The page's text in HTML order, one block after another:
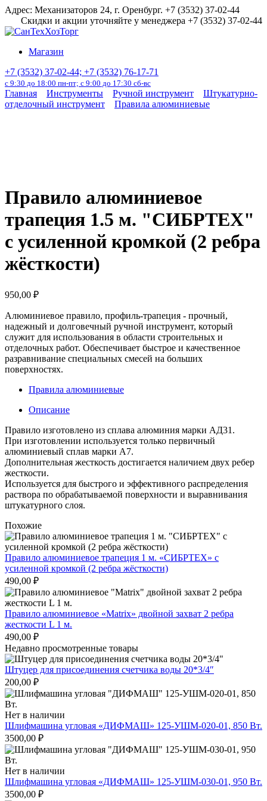
Перейти
содержанию
Адрес: Механизаторов 24, г. Оренбург. +7 (3532) 37-02-44
Скидки и акции уточняйте у менеджера +7 (3532) 37-02-44
Магазин
+7 (3532) 37-02-44; +7 (3532) 76-17-71
с 9:30 до 18:00 пн-пт; с 9:00 до 17:30 сб-вс
Главная Инструменты Ручной инструмент
Штукатурно-
отделочный инструмент
Правила алюминиевые
Правило алюминиевое
трапеция 1.5 м. "СИБРТЕХ"
с усиленной кромкой (2 ребра
жёсткости)
950,00 ₽
Алюминиевое правило, профиль-трапеция - прочный,
надежный и долговечный ручной инструмент, который
служит для использования в области строительных и
отделочных работ. Обеспечивает быстрое и качественное
разравнивание специальных смесей на больших
поверхностях.
Правила алюминиевые
Описание
Правило изготовлено из сплава алюминия марки АД31.
При изготовлении используется только первичный
алюминиевый сплав марки А7.
Дополнительная жесткость достигается наличием двух ребер
жесткости.
Используется для быстрого и эффективного распределения
раствора по обрабатываемой поверхности и выравнивания
штукатурного слоя.
Похожие
Правило алюминиевое трапеция 1 м. «СИБРТЕХ» с
усиленной кромкой (2 ребра жёсткости)
490,00 ₽
Правило алюминиевое «Matrix» двойной захват 2 ребра
жесткости L 1 м.
490,00 ₽
Недавно просмотренные товары
Штуцер для присоединения счетчика воды 20*3/4″
200,00 ₽
Нет в наличии
Шлифмашина угловая «ДИФМАШ» 125-УШМ-020-01, 850 Вт.
3500,00 ₽
Нет в наличии
Шлифмашина угловая «ДИФМАШ» 125-УШМ-030-01, 950 Вт.
3500,00 ₽